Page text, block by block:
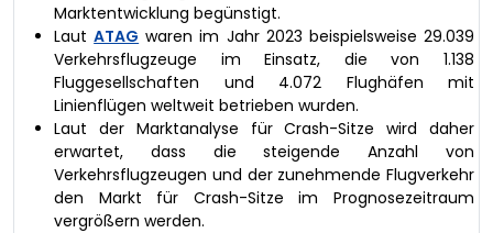
Marktentwicklung begünstigt.
LautATAG waren im Jahr 2023 beispielsweise 29.039
Verkehrsflugzeuge im Einsatz, die von 1.138
Fluggesellschaften und 4.072 Flughäfen mit
Linienflügen weltweit betrieben wurden.
Laut der Marktanalyse für Crash-Sitze wird daher
erwartet, dass die steigende Anzahl von
Verkehrsflugzeugen und der zunehmende Flugverkehr
den Markt für Crash-Sitze im Prognosezeitraum
vergrößern werden.